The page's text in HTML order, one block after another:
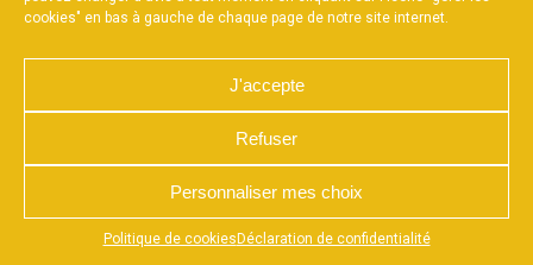
cookies" en bas à gauche de chaque page de notre site internet.
J'accepte
Refuser
Personnaliser mes choix
Politique de cookies Déclaration de confidentialité
Appuyez sur le bouton partager en bas de votre
RÉALISÉ PAR L’AGENCE WEB A3WEB